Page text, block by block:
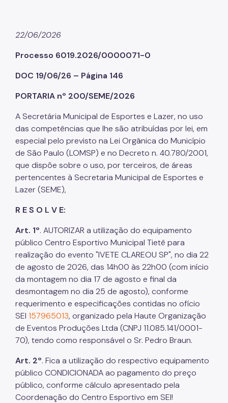
22/06/2026
Processo 6019.2026/0000071-0
DOC 19/06/26 – Página 146
PORTARIA nº 200/SEME/2026
A Secretária Municipal de Esportes e Lazer, no uso
das competências que lhe são atribuídas por lei, em
especial pelo previsto na Lei Orgânica do Município
de São Paulo (LOMSP) e no Decreto n. 40.780/2001,
que dispõe sobre o uso, por terceiros, de áreas
pertencentes à Secretaria Municipal de Esportes e
Lazer (SEME),
R E S O L V E:
Art. 1º. AUTORIZAR a utilização do equipamento
público Centro Esportivo Municipal Tietê para
realização do evento "IVETE CLAREOU SP", no dia 22
de agosto de 2026, das 14h00 às 22h00 (com início
da montagem no dia 17 de agosto e final da
desmontagem no dia 25 de agosto), conforme
requerimento e especificações contidas no ofício
SEI 157965013, organizado pela Haute Organização
de Eventos Produções Ltda (CNPJ 11.085.141/0001-
70), tendo como responsável o Sr. Pedro Braun.
Art. 2º. Fica a utilização do respectivo equipamento
público CONDICIONADA ao pagamento do preço
público, conforme cálculo apresentado pela
Coordenação do Centro Esportivo em SEI!